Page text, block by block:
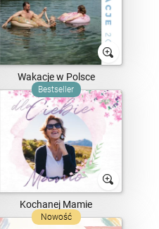
Wakacje w Polsce
Bestseller
Kochanej Mamie
Nowość